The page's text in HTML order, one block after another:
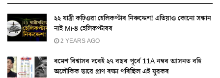
২২ যাত্ৰী কঢ়িওৱা হেলিকপ্টাৰ নিৰুদ্দেশ! এতিয়াও কোনো সন্ধান
নাই Mi-8 হেলিকপ্টাৰৰ
2 YEARS AGO
ৰমেশ বিশ্বাসৰ দৰেই ২৭ বছৰ পূৰ্বে 11A নম্বৰ আসনত বহি
অলৌকিক ভাৱে প্ৰাণ ৰক্ষা পৰিছিল এই যুৱকৰ